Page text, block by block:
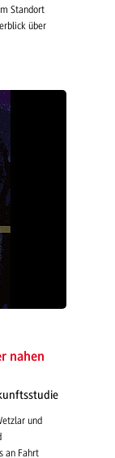
Standort
über
nahen
und
an Fahrt